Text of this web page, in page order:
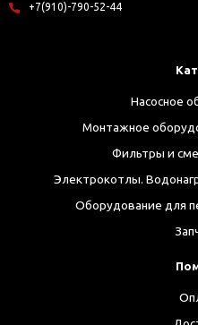
+7(910)-790-52-44
Насосное
Монтажное
Фильтры и
Электрокотлы.
Оборудование для